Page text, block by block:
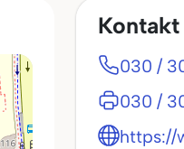
Kontakt
030 /
030 /
https://